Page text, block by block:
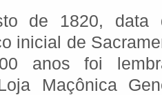
de 1820, data
inicial de
anos foi
Maçônica